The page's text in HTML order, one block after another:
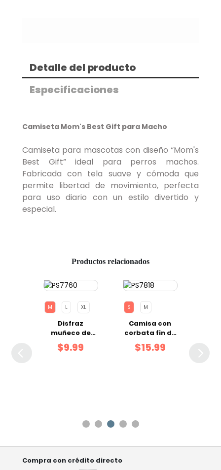
Detalle del producto
Especificaciones
Camiseta Mom's Best Gift para Macho
Camiseta para mascotas con diseño “Mom's
Best Gift” ideal para perros machos.
Fabricada con tela suave y cómoda que
permite libertad de movimiento, perfecta
para uso diario con un estilo divertido y
especial.
Productos relacionados
M L XL
Disfraz
muñeco de
nieve talla M
$9.99
S M
Camisa con
corbata fin de
año S
$15.99
Compra con crédito directo